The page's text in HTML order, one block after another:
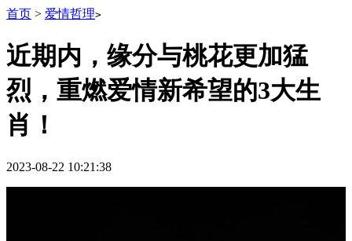
首页 > 爱情哲理>
近期内，缘分与桃花更加猛
烈，重燃爱情新希望的3大生
肖！
2023-08-22 10:21:38